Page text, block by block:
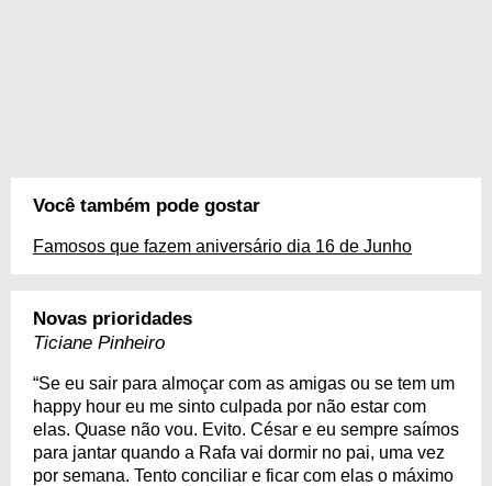
Você também pode gostar
Famosos que fazem aniversário dia 16 de Junho
Novas prioridades
Ticiane Pinheiro
“Se eu sair para almoçar com as amigas ou se tem um
happy hour eu me sinto culpada por não estar com
elas. Quase não vou. Evito. César e eu sempre saímos
para jantar quando a Rafa vai dormir no pai, uma vez
por semana. Tento conciliar e ficar com elas o máximo